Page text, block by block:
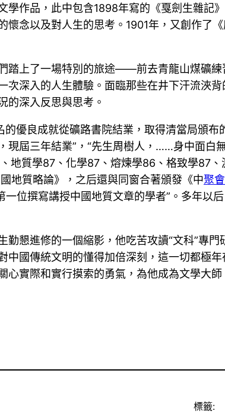
學作品，此中包含1898年寫的《戛劍生雜
懷念以及對人生的思考。1901年，又創作了
踏上了一場特別的旅途——前去青龍山煤礦
次深入的人生體驗。面臨那些在井下汗流浹
的深入反思與思考。
的優良成就從礦路書院結業，取得清當局頒
現屆三年結業”，“先生周樹人，……身中面
地質學87、化學87、熔煉學86、格致學87
地質略論》，之后還與同窗合著頒發《中聚
一位撰寫講授中國地質文章的學者”。多年
勤懇進修的一個縮影，他吃苦攻讀“文科”專
中國傳統文明的懂得加倍深刻，這一切都極
心實際和實行摸索的勇氣，為他成為文學大師
標籤: